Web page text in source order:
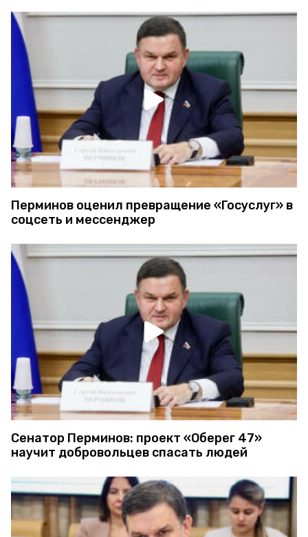
Перминов оценил превращение «Госуслуг» в
соцсеть и мессенджер
Сенатор Перминов: проект «Оберег 47»
научит добровольцев спасать людей